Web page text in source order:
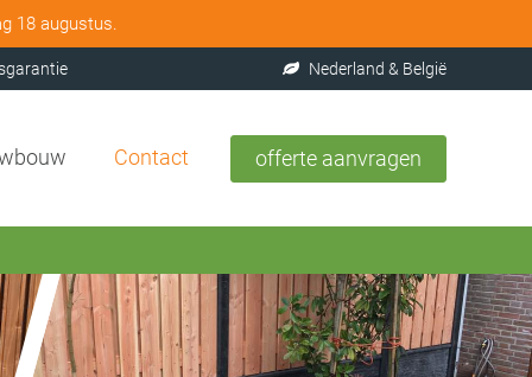
18 augustus.
Nederland & België
Contact offerte aanvragen